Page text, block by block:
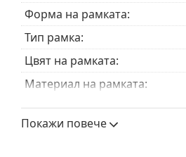
Форма на рамката:
Тип рамка:
Цвят на рамката:
Материал на рамката:
Размер:
Ширина:
Покажи повече